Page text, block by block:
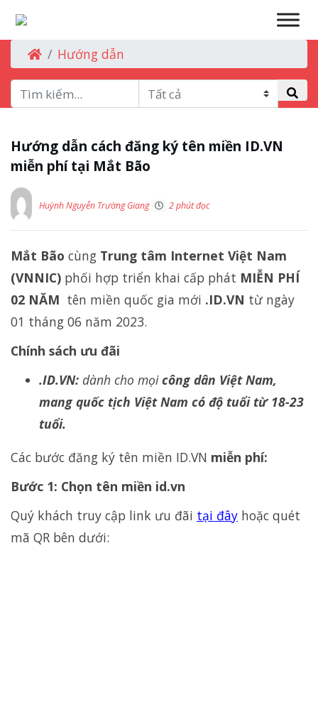
Hướng dẫn
Hướng dẫn cách đăng ký tên miền ID.VN
miễn phí tại Mắt Bão
Huỳnh Nguyễn Trường Giang 2 phút đọc
Mắt Bão cùng Trung tâm Internet Việt Nam
(VNNIC) phối hợp triển khai cấp phát MIỄN PHÍ
02 NĂM tên miền quốc gia mới .ID.VN từ ngày
01 tháng 06 năm 2023.
Chính sách ưu đãi
.ID.VN: dành cho mọicông dân Việt Nam,
mang quốc tịch Việt Nam có độ tuổi từ 18-23
tuổi.
Các bước đăng ký tên miền ID.VN miễn phí:
Bước 1: Chọn tên miền id.vn
Quý khách truy cập link ưu đãi tại đây hoặc quét
mã QR bên dưới: